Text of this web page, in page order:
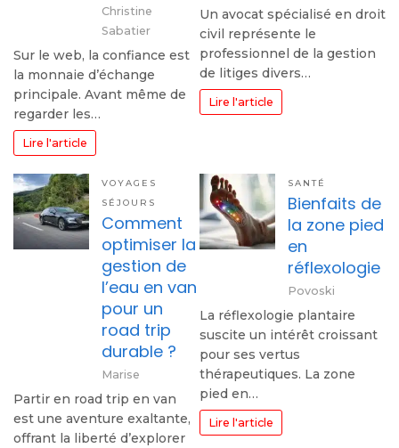
Christine
Sabatier
Sur le web, la confiance est
la monnaie d’échange
principale. Avant même de
regarder les…
Lire l'article
Un avocat spécialisé en droit
civil représente le
professionnel de la gestion
de litiges divers…
Lire l'article
VOYAGES
SÉJOURS
Comment
optimiser la
gestion de
l’eau en van
pour un
road trip
durable ?
Marise
Partir en road trip en van
est une aventure exaltante,
offrant la liberté d’explorer
SANTÉ
Bienfaits de
la zone pied
en
réflexologie
Povoski
La réflexologie plantaire
suscite un intérêt croissant
pour ses vertus
thérapeutiques. La zone
pied en…
Lire l'article